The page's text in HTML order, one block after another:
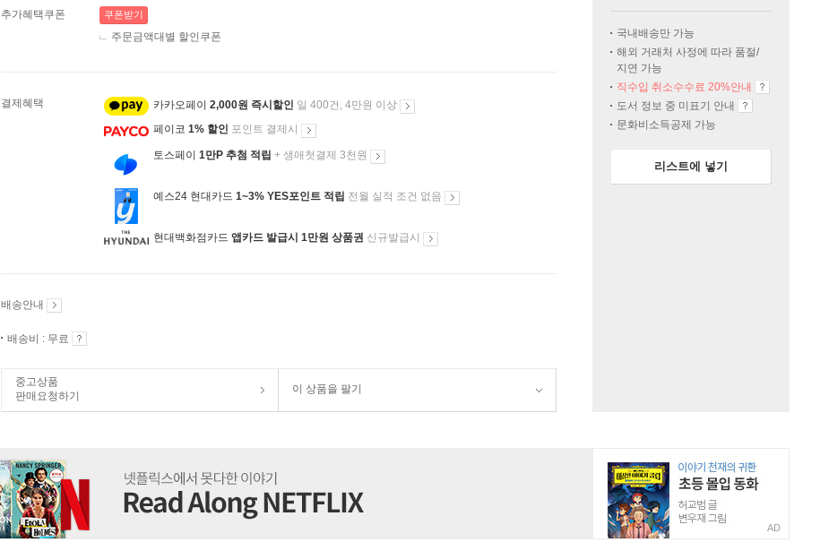
추가혜택쿠폰 쿠폰받기
주문금액대별 할인쿠폰
결제혜택 카카오페이 2,000원 즉시할인 일 400건, 4만원 이상
페이코 1% 할인 포인트 결제시
토스페이 1만P 추첨 적립 + 생애첫결제 3천원
예스24 현대카드 1~3% YES포인트 적립 전월 실적 조건 없음
현대백화점카드 앱카드 발급시 1만원 상품권 신규발급시
배송안내
배송비 : 무료
중고상품
판매요청하기
이 상품을 팔기
국내배송만 가능
해외 거래처 사정에 따라 품절/
지연 가능
직수입 취소수수료 20%안내
도서 정보 중 미표기 안내
문화비소득공제 가능
리스트에 넣기
AD